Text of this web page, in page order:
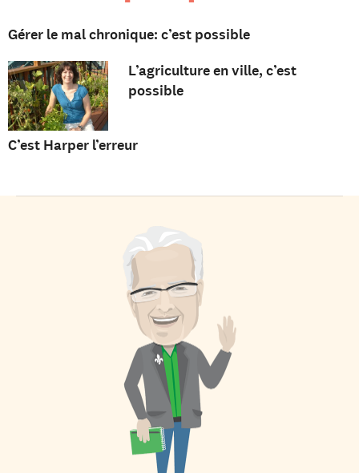
Gérer le mal chronique: c’est possible
L’agriculture en ville, c’est
possible
C’est Harper l’erreur